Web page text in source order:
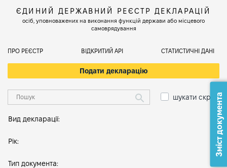
ЄДИНИЙ ДЕРЖАВНИЙ РЕЄСТР ДЕКЛАРАЦІЙ
осіб, уповноважених на виконання функцій держави або місцевого
самоврядування
ПРО РЕЄСТР ВІДКРИТИЙ АРІ СТАТИСТИЧНІ ДАНІ
Подати декларацію
шукати скрізь
Вид декларації:
Рік:
Тип документа:
Зміст документа